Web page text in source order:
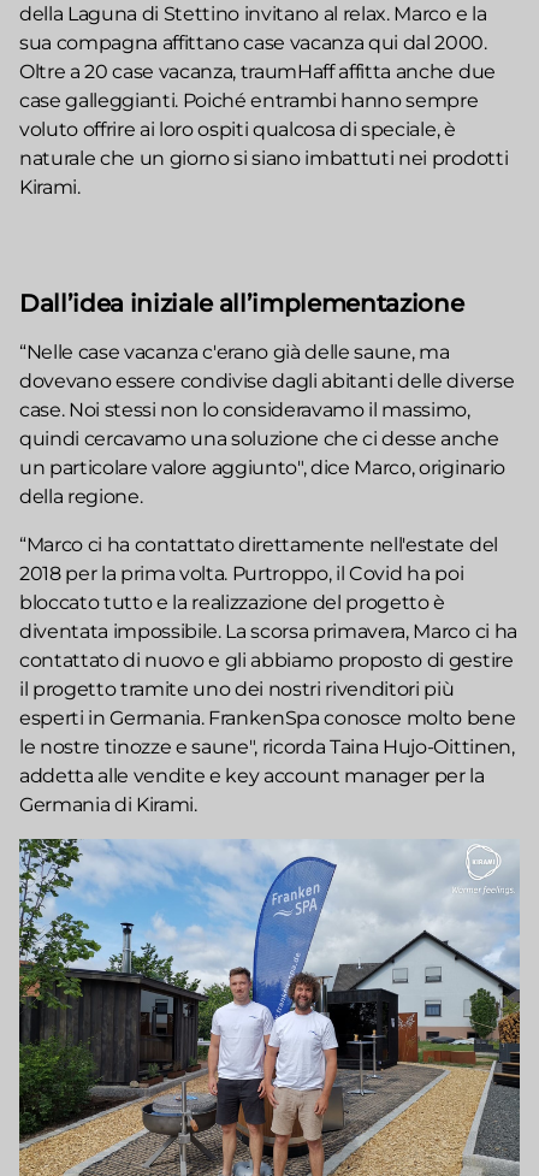
della Laguna di Stettino invitano al relax. Marco e la
sua compagna affittano case vacanza qui dal 2000.
Oltre a 20 case vacanza, traumHaff affitta anche due
case galleggianti. Poiché entrambi hanno sempre
voluto offrire ai loro ospiti qualcosa di speciale, è
naturale che un giorno si siano imbattuti nei prodotti
Kirami.
Dall’idea iniziale all’implementazione
“Nelle case vacanza c'erano già delle saune, ma
dovevano essere condivise dagli abitanti delle diverse
case. Noi stessi non lo consideravamo il massimo,
quindi cercavamo una soluzione che ci desse anche
un particolare valore aggiunto", dice Marco, originario
della regione.
“Marco ci ha contattato direttamente nell'estate del
2018 per la prima volta. Purtroppo, il Covid ha poi
bloccato tutto e la realizzazione del progetto è
diventata impossibile. La scorsa primavera, Marco ci ha
contattato di nuovo e gli abbiamo proposto di gestire
il progetto tramite uno dei nostri rivenditori più
esperti in Germania. FrankenSpa conosce molto bene
le nostre tinozze e saune", ricorda Taina Hujo-Oittinen,
addetta alle vendite e key account manager per la
Germania di Kirami.